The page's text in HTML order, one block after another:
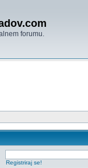
forumu.
Registriraj se!